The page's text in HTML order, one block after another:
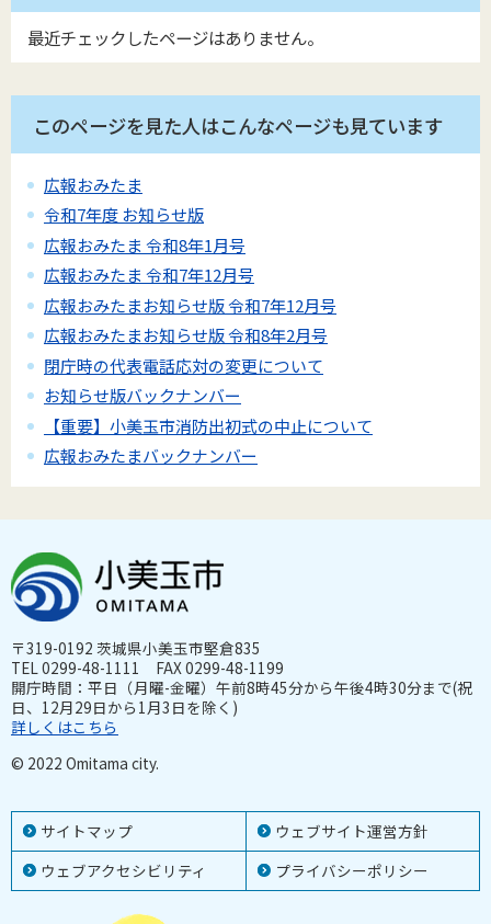
最近チェックしたページはありません。
このページを見た人はこんなページも見ています
広報おみたま
令和7年度 お知らせ版
広報おみたま 令和8年1月号
広報おみたま 令和7年12月号
広報おみたまお知らせ版 令和7年12月号
広報おみたまお知らせ版 令和8年2月号
閉庁時の代表電話応対の変更について
お知らせ版バックナンバー
【重要】小美玉市消防出初式の中止について
広報おみたまバックナンバー
サイトマップ
ウェブサイト運営方針
ウェブアクセシビリティ
プライバシーポリシー
〒319-0192 茨城県小美玉市堅倉835
TEL 0299-48-1111 FAX 0299-48-1199
開庁時間：平日（月曜-金曜）午前8時45分から午後4時30分まで(祝
日、12月29日から1月3日を除く)
詳しくはこちら
© 2022 Omitama city.